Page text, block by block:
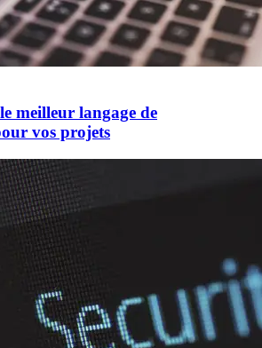
meilleur langage de
vos projets